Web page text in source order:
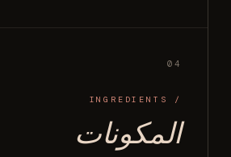
04
/ INGREDIENTS
المكونات